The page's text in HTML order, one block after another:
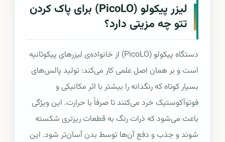
لیزر پیکولو (PicoLO) برای پاک کردن
تتو چه مزیتی دارد؟
دستگاه پیکولو (PicoLO) از خانواده‌ی لیزرهای پیکوثانیه
است و بر همان اصل علمی کار می‌کند: تولید پالس‌های
بسیار کوتاه که رنگدانه را بیشتر با اثر مکانیکی و
فوتوآکوستیک خرد می‌کنند تا صرفاً با حرارت. این ویژگی
باعث می‌شود که ذرات رنگ به قطعات ریزتری شکسته
شوند و جذب و دفع آن‌ها توسط بدن آسان‌تر شود. این